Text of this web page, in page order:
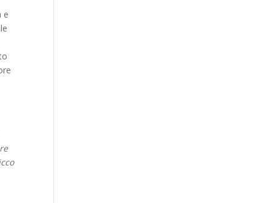
e